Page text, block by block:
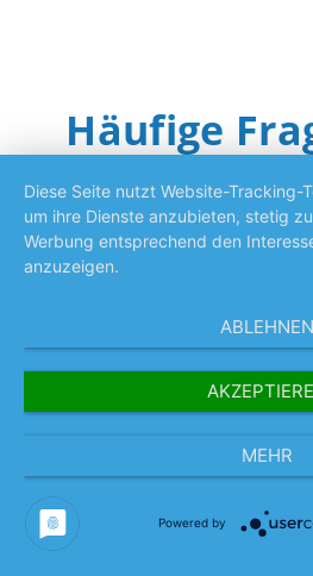
Häufige
Welche Qualifikationen und
Diese Seite nutzt Website-Tracking-
um ihre Dienste anzubieten, stetig
Werbung entsprechend den
anzuzeigen.
ABLEHNEN
MEHR
Powered by